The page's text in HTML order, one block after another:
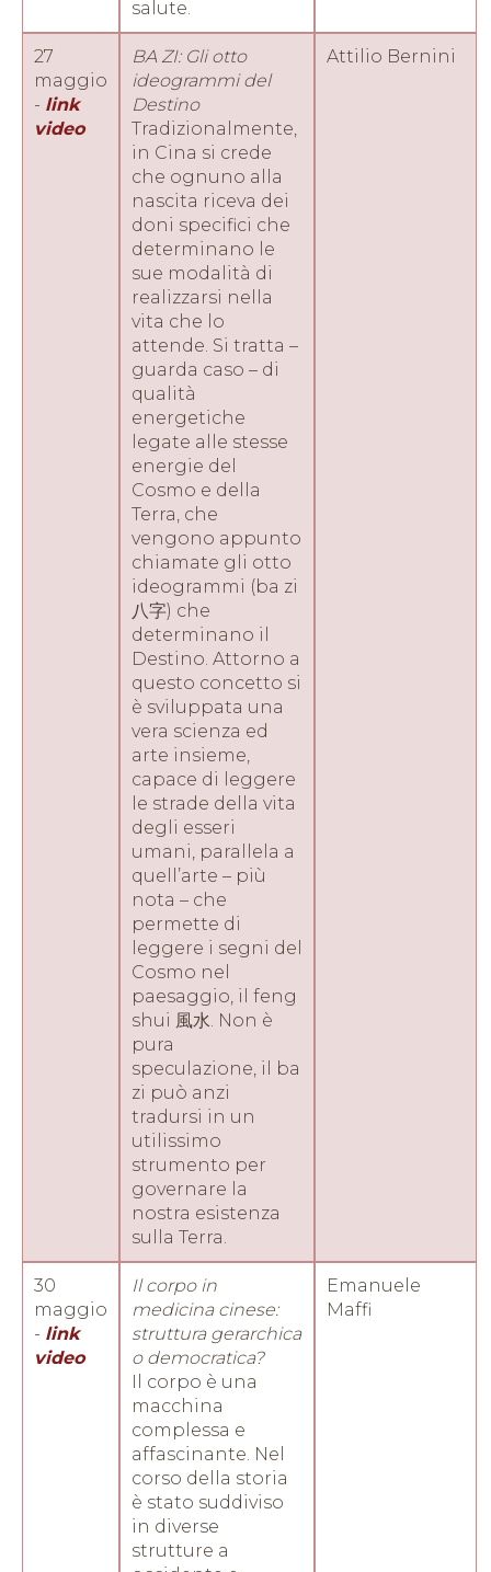
salute.
27
maggio
- link
video
BA ZI: Gli otto
ideogrammi del
Destino
Tradizionalmente,
in Cina si crede
che ognuno alla
nascita riceva dei
doni specifici che
determinano le
sue modalità di
realizzarsi nella
vita che lo
attende. Si tratta –
guarda caso – di
qualità
energetiche
legate alle stesse
energie del
Cosmo e della
Terra, che
vengono appunto
chiamate gli otto
ideogrammi (ba zi
八字) che
determinano il
Destino. Attorno a
questo concetto si
è sviluppata una
vera scienza ed
arte insieme,
capace di leggere
le strade della vita
degli esseri
umani, parallela a
quell’arte – più
nota – che
permette di
leggere i segni del
Cosmo nel
paesaggio, il feng
shui 風水. Non è
pura
speculazione, il ba
zi può anzi
tradursi in un
utilissimo
strumento per
governare la
nostra esistenza
sulla Terra.
Attilio Bernini
30
maggio
- link
video
Il corpo in
medicina cinese:
struttura gerarchica
o democratica?
Il corpo è una
macchina
complessa e
affascinante. Nel
corso della storia
è stato suddiviso
in diverse
strutture a
Emanuele
Maffi